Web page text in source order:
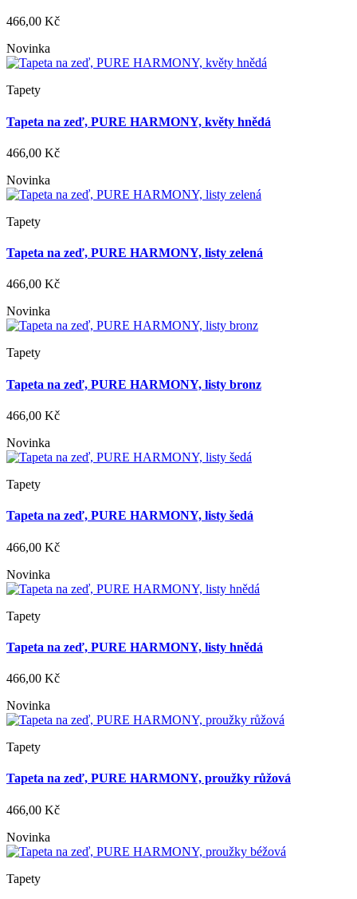
466,00 Kč
Novinka
Tapety
Tapeta na zeď, PURE HARMONY, květy hnědá
466,00 Kč
Novinka
Tapety
Tapeta na zeď, PURE HARMONY, listy zelená
466,00 Kč
Novinka
Tapety
Tapeta na zeď, PURE HARMONY, listy bronz
466,00 Kč
Novinka
Tapety
Tapeta na zeď, PURE HARMONY, listy šedá
466,00 Kč
Novinka
Tapety
Tapeta na zeď, PURE HARMONY, listy hnědá
466,00 Kč
Novinka
Tapety
Tapeta na zeď, PURE HARMONY, proužky růžová
466,00 Kč
Novinka
Tapety